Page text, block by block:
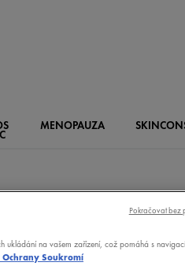
MENOPAUZA SKIN
ukládání na vašem zařízení, což pomáhá s navigací
Ochrany Soukromí
Pokračovat bez